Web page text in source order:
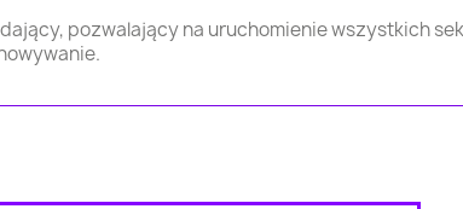
pozwalający na uruchomienie wszystkich